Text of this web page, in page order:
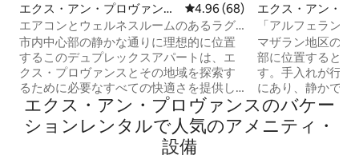
エクス・アン・プロヴァンス
市のマンション・アパート
レビュー68件、5つ星中4.96つ
4.96 (68)
エアコンとウェルネスルームのあるラグ
ジュアリーなデュプレックス
市内中心部の静かな通りに理想的に位置
するこのデュプレックスアパートは、エ
クス・プロヴァンスとその地域を探索す
るために必要なすべての快適さを提供し
ます。ヨガルーム、プロジェクター、エ
アコン、専用駐車場があります。 「rue d
'Italie」は通りを下ったところにあり、エ
クス・プロヴァンスの最高の食料品店に
エクス・アン・プ
市のマンション
「アルフェラン
外
マザラン地区の中
部に位置するとて
す。手入れが行き
にあり、静かで、
に明るく、北/南
トルの高さがあり
付きの広いリビ
エクス・アン・プロヴァンスのバケー
ションレンタルで人気のアメニティ・
設備